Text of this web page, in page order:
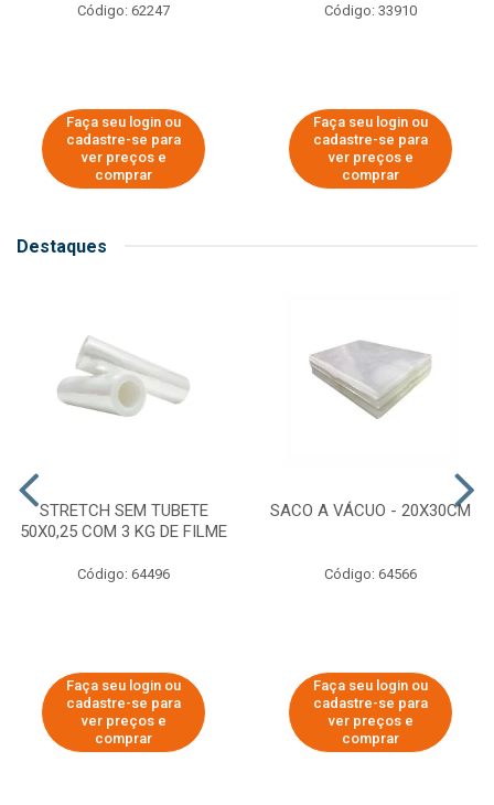
Código: 62247
Faça seu login ou
cadastre-se para
ver preços e
comprar
Código: 33910
Faça seu login ou
cadastre-se para
ver preços e
comprar
Destaques
STRETCH SEM TUBETE
50X0,25 COM 3 KG DE FILME
Código: 64496
Faça seu login ou
cadastre-se para
ver preços e
comprar
SACO A VÁCUO - 20X30CM
Código: 64566
Faça seu login ou
cadastre-se para
ver preços e
comprar